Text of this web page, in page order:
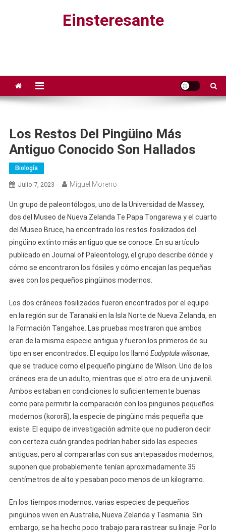
Einsteresante
Los Restos Del Pingüino Más
Antiguo Conocido Son Hallados
Biología
Julio 7, 2023 Miguel Moreno
Un grupo de paleontólogos, uno de la Universidad de Massey,
dos del Museo de Nueva Zelanda Te Papa Tongarewa y el cuarto
del Museo Bruce, ha encontrado los restos fosilizados del
pingüino extinto más antiguo que se conoce. En su artículo
publicado en Journal of Paleontology, el grupo describe dónde y
cómo se encontraron los fósiles y cómo encajan las pequeñas
aves con los pequeños pingüinos modernos.
Los dos cráneos fosilizados fueron encontrados por el equipo
en la región sur de Taranaki en la Isla Norte de Nueva Zelanda, en
la Formación Tangahoe. Las pruebas mostraron que ambos
eran de la misma especie antigua y fueron los primeros de su
tipo en ser encontrados. El equipo los llamó Eudyptula wilsonae,
que se traduce como el pequeño pingüino de Wilson. Uno de los
cráneos era de un adulto, mientras que el otro era de un juvenil.
Ambos estaban en condiciones lo suficientemente buenas
como para permitir la comparación con los pingüinos pequeños
modernos (kororā), la especie de pingüino más pequeña que
existe. El equipo de investigación admite que no pudieron decir
con certeza cuán grandes podrían haber sido las especies
antiguas, pero al compararlas con sus antepasados ​​modernos,
suponen que probablemente tenían aproximadamente 35
centímetros de alto y pesaban poco menos de un kilogramo.
En los tiempos modernos, varias especies de pequeños
pingüinos viven en Australia, Nueva Zelanda y Tasmania. Sin
embargo, se ha hecho poco trabajo para rastrear su linaje. Por lo